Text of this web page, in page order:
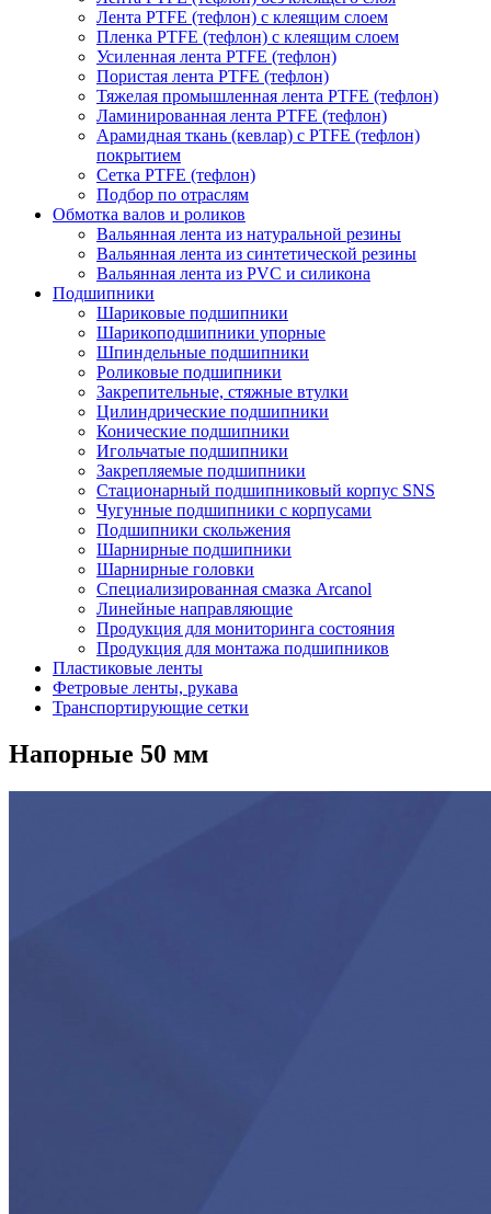
Лента PTFE (тефлон) с клеящим слоем
Пленка PTFE (тефлон) с клеящим слоем
Усиленная лента PTFE (тефлон)
Пористая лента PTFE (тефлон)
Тяжелая промышленная лента PTFE (тефлон)
Ламинированная лента PTFE (тефлон)
Арамидная ткань (кевлар) с PTFE (тефлон)
покрытием
Сетка PTFE (тефлон)
Подбор по отраслям
Обмотка валов и роликов
Вальянная лента из натуральной резины
Вальянная лента из синтетической резины
Вальянная лента из PVC и силикона
Подшипники
Шариковые подшипники
Шарикоподшипники упорные
Шпиндельные подшипники
Роликовые подшипники
Закрепительные, стяжные втулки
Цилиндрические подшипники
Конические подшипники
Игольчатые подшипники
Закрепляемые подшипники
Стационарный подшипниковый корпус SNS
Чугунные подшипники с корпусами
Подшипники скольжения
Шарнирные подшипники
Шарнирные головки
Специализированная смазка Arcanol
Линейные направляющие
Продукция для мониторинга состояния
Продукция для монтажа подшипников
Пластиковые ленты
Фетровые ленты, рукава
Транспортирующие сетки
Напорные 50 мм